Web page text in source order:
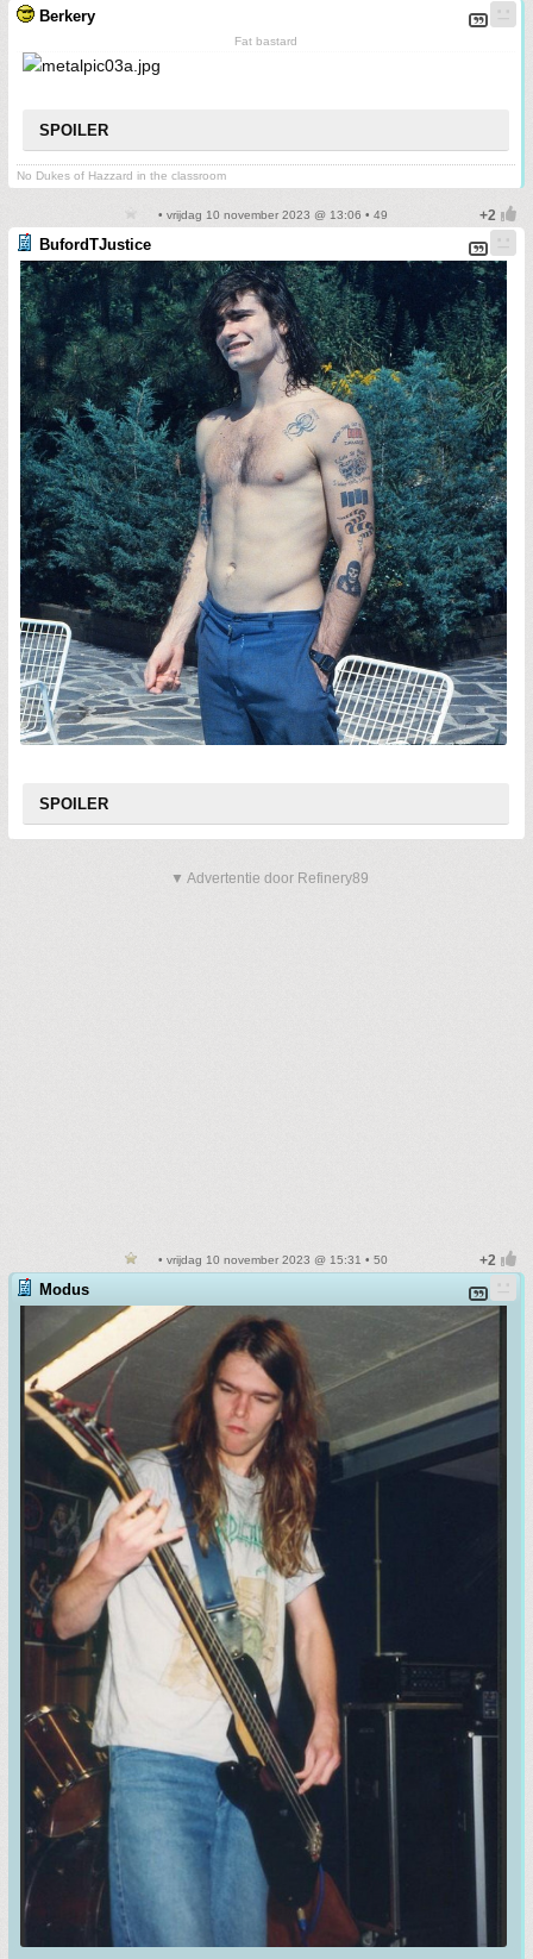
Berkery
Fat bastard
SPOILER
No Dukes of Hazzard in the classroom
• vrijdag 10 november 2023 @ 13:06 • 49
BufordTJustice
SPOILER
▼ Advertentie door Refinery89
• vrijdag 10 november 2023 @ 15:31 • 50
Modus